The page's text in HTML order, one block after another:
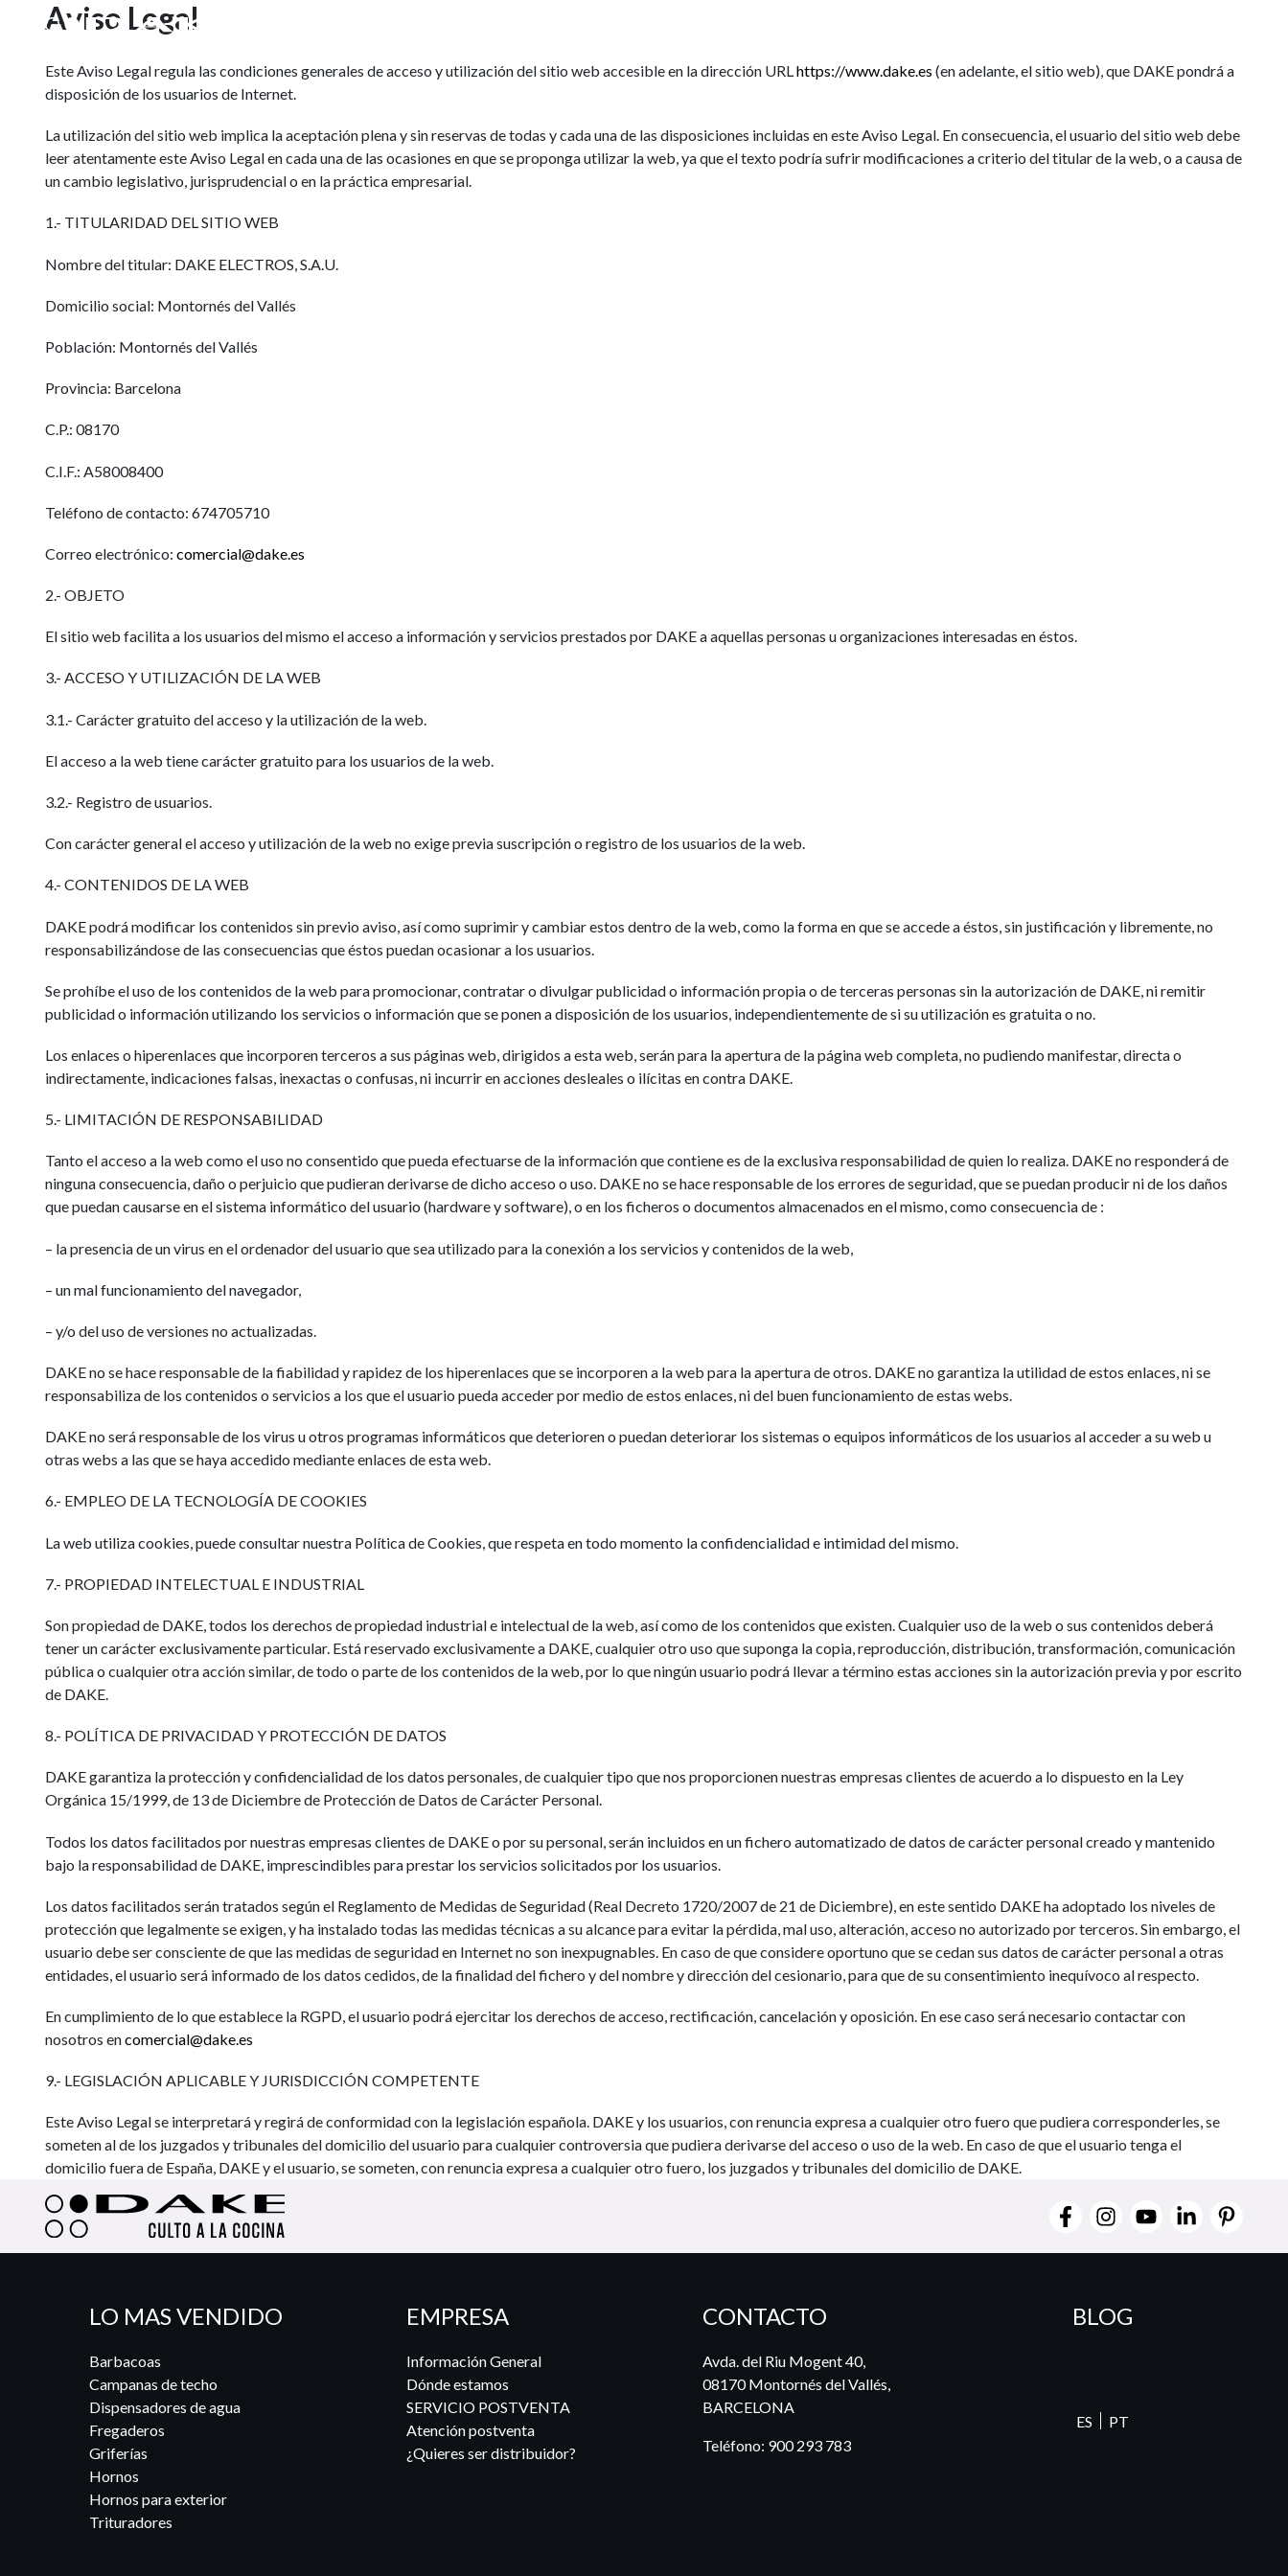
Aviso Legal
Este Aviso Legal regula las condiciones generales de acceso y utilización del sitio web accesible en la dirección URLhttps://www.dake.es (en adelante, el sitio web), que DAKE pondrá a
disposición de los usuarios de Internet.
La utilización del sitio web implica la aceptación plena y sin reservas de todas y cada una de las disposiciones incluidas en este Aviso Legal. En consecuencia, el usuario del sitio web debe
leer atentamente este Aviso Legal en cada una de las ocasiones en que se proponga utilizar la web, ya que el texto podría sufrir modificaciones a criterio del titular de la web, o a causa de
un cambio legislativo, jurisprudencial o en la práctica empresarial.
1.- TITULARIDAD DEL SITIO WEB
Nombre del titular: DAKE ELECTROS, S.A.U.
Domicilio social: Montornés del Vallés
Población: Montornés del Vallés
Provincia: Barcelona
C.P.: 08170
C.I.F.: A58008400
Teléfono de contacto: 674705710
Correo electrónico: comercial@dake.es
2.- OBJETO
El sitio web facilita a los usuarios del mismo el acceso a información y servicios prestados por DAKE a aquellas personas u organizaciones interesadas en éstos.
3.- ACCESO Y UTILIZACIÓN DE LA WEB
3.1.- Carácter gratuito del acceso y la utilización de la web.
El acceso a la web tiene carácter gratuito para los usuarios de la web.
3.2.- Registro de usuarios.
Con carácter general el acceso y utilización de la web no exige previa suscripción o registro de los usuarios de la web.
4.- CONTENIDOS DE LA WEB
DAKE podrá modificar los contenidos sin previo aviso, así como suprimir y cambiar estos dentro de la web, como la forma en que se accede a éstos, sin justificación y libremente, no
responsabilizándose de las consecuencias que éstos puedan ocasionar a los usuarios.
Se prohíbe el uso de los contenidos de la web para promocionar, contratar o divulgar publicidad o información propia o de terceras personas sin la autorización de DAKE, ni remitir
publicidad o información utilizando los servicios o información que se ponen a disposición de los usuarios, independientemente de si su utilización es gratuita o no.
Los enlaces o hiperenlaces que incorporen terceros a sus páginas web, dirigidos a esta web, serán para la apertura de la página web completa, no pudiendo manifestar, directa o
indirectamente, indicaciones falsas, inexactas o confusas, ni incurrir en acciones desleales o ilícitas en contra DAKE.
5.- LIMITACIÓN DE RESPONSABILIDAD
Tanto el acceso a la web como el uso no consentido que pueda efectuarse de la información que contiene es de la exclusiva responsabilidad de quien lo realiza. DAKE no responderá de
ninguna consecuencia, daño o perjuicio que pudieran derivarse de dicho acceso o uso. DAKE no se hace responsable de los errores de seguridad, que se puedan producir ni de los daños
que puedan causarse en el sistema informático del usuario (hardware y software), o en los ficheros o documentos almacenados en el mismo, como consecuencia de :
– la presencia de un virus en el ordenador del usuario que sea utilizado para la conexión a los servicios y contenidos de la web,
– un mal funcionamiento del navegador,
– y/o del uso de versiones no actualizadas.
DAKE no se hace responsable de la fiabilidad y rapidez de los hiperenlaces que se incorporen a la web para la apertura de otros. DAKE no garantiza la utilidad de estos enlaces, ni se
responsabiliza de los contenidos o servicios a los que el usuario pueda acceder por medio de estos enlaces, ni del buen funcionamiento de estas webs.
DAKE no será responsable de los virus u otros programas informáticos que deterioren o puedan deteriorar los sistemas o equipos informáticos de los usuarios al acceder a su web u
otras webs a las que se haya accedido mediante enlaces de esta web.
6.- EMPLEO DE LA TECNOLOGÍA DE COOKIES
La web utiliza cookies, puede consultar nuestra Política de Cookies, que respeta en todo momento la confidencialidad e intimidad del mismo.
7.- PROPIEDAD INTELECTUAL E INDUSTRIAL
Son propiedad de DAKE, todos los derechos de propiedad industrial e intelectual de la web, así como de los contenidos que existen. Cualquier uso de la web o sus contenidos deberá
tener un carácter exclusivamente particular. Está reservado exclusivamente a DAKE, cualquier otro uso que suponga la copia, reproducción, distribución, transformación, comunicación
pública o cualquier otra acción similar, de todo o parte de los contenidos de la web, por lo que ningún usuario podrá llevar a término estas acciones sin la autorización previa y por escrito
de DAKE.
8.- POLÍTICA DE PRIVACIDAD Y PROTECCIÓN DE DATOS
DAKE garantiza la protección y confidencialidad de los datos personales, de cualquier tipo que nos proporcionen nuestras empresas clientes de acuerdo a lo dispuesto en la Ley
Orgánica 15/1999, de 13 de Diciembre de Protección de Datos de Carácter Personal.
Todos los datos facilitados por nuestras empresas clientes de DAKE o por su personal, serán incluidos en un fichero automatizado de datos de carácter personal creado y mantenido
bajo la responsabilidad de DAKE, imprescindibles para prestar los servicios solicitados por los usuarios.
Los datos facilitados serán tratados según el Reglamento de Medidas de Seguridad (Real Decreto 1720/2007 de 21 de Diciembre), en este sentido DAKE ha adoptado los niveles de
protección que legalmente se exigen, y ha instalado todas las medidas técnicas a su alcance para evitar la pérdida, mal uso, alteración, acceso no autorizado por terceros. Sin embargo, el
usuario debe ser consciente de que las medidas de seguridad en Internet no son inexpugnables. En caso de que considere oportuno que se cedan sus datos de carácter personal a otras
entidades, el usuario será informado de los datos cedidos, de la finalidad del fichero y del nombre y dirección del cesionario, para que de su consentimiento inequívoco al respecto.
En cumplimiento de lo que establece la RGPD, el usuario podrá ejercitar los derechos de acceso, rectificación, cancelación y oposición. En ese caso será necesario contactar con
nosotros encomercial@dake.es
9.- LEGISLACIÓN APLICABLE Y JURISDICCIÓN COMPETENTE
Este Aviso Legal se interpretará y regirá de conformidad con la legislación española. DAKE y los usuarios, con renuncia expresa a cualquier otro fuero que pudiera corresponderles, se
someten al de los juzgados y tribunales del domicilio del usuario para cualquier controversia que pudiera derivarse del acceso o uso de la web. En caso de que el usuario tenga el
domicilio fuera de España, DAKE y el usuario, se someten, con renuncia expresa a cualquier otro fuero, los juzgados y tribunales del domicilio de DAKE.
LO MAS VENDIDO
Barbacoas
Campanas de techo
Dispensadores de agua
Fregaderos
Griferías
Hornos
Hornos para exterior
Trituradores
EMPRESA
Información General
Dónde estamos
SERVICIO POSTVENTA
Atención postventa
¿Quieres ser distribuidor?
CONTACTO
Avda. del Riu Mogent 40,
08170 Montornés del Vallés,
BARCELONA
Teléfono: 900 293 783
BLOG
ES PT